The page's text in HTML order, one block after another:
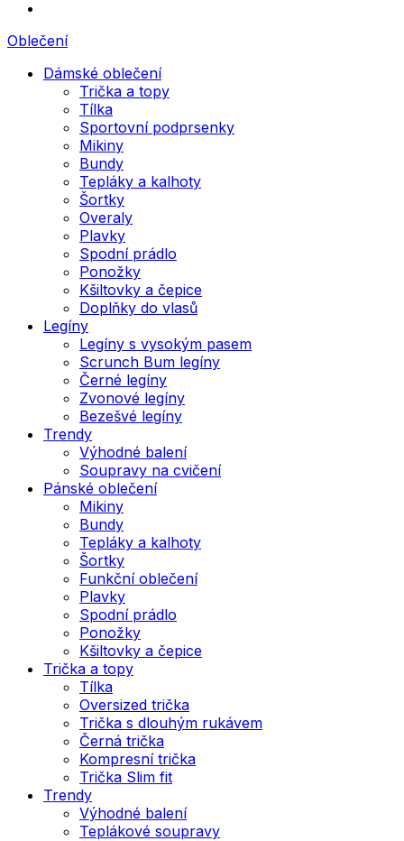
Oblečení
Dámské oblečení
Trička a topy
Tílka
Sportovní podprsenky
Mikiny
Bundy
Tepláky a kalhoty
Šortky
Overaly
Plavky
Spodní prádlo
Ponožky
Kšiltovky a čepice
Doplňky do vlasů
Legíny
Legíny s vysokým pasem
Scrunch Bum legíny
Černé legíny
Zvonové legíny
Bezešvé legíny
Trendy
Výhodné balení
Soupravy na cvičení
Pánské oblečení
Mikiny
Bundy
Tepláky a kalhoty
Šortky
Funkční oblečení
Plavky
Spodní prádlo
Ponožky
Kšiltovky a čepice
Trička a topy
Tílka
Oversized trička
Trička s dlouhým rukávem
Černá trička
Kompresní trička
Trička Slim fit
Trendy
Výhodné balení
Teplákové soupravy